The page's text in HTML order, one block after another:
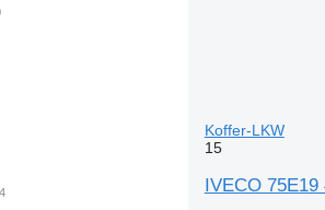
Koffer-LKW
15
IVECO